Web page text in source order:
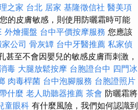
之家 台北 居家 基隆徵信社 醫美項
的皮膚敏感，則使用防曬霜時可能
外燴擺盤 台中平價按摩服務 您應該
公司 骨灰罈 台中牙醫推薦 私家偵
甚至不會因嬰兒的敏感皮膚而刺激，
毒 大腿放鬆按摩 台胞證台中 四門冰
肉毒桿菌 台中泡腳服務 台胞證照片
什麼 老人助聽器推薦 茶會 防曬霜將
童眼科 有什麼風險，我們如何認識到